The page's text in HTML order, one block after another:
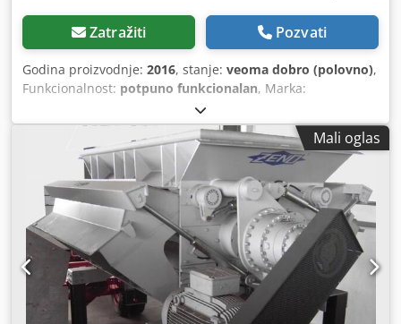
Zatražiti Pozvati
Godina proizvodnje: 2016, stanje: veoma dobro (polovno),
Funkcionalnost: potpuno funkcionalan, Marka:
Reifenhauser Model: Mirex-MT-V 1-RZE 120-1800 Godina:
2016 Stanje: Odlično Upotreba: PET / PP / PS folija ili list
LJUBIMAC: Opseg debljine: 0.25 - 2.2mm Izlaz: 2.000 kg / h
Maksimalna širina lista: 1600mm Ekstruder: RZE 120mm
Električno napajanje: 3 k 480V 60Hz sa N Kalendar Roll
Širina: 1800mm Prečnik kalendara: 450 / 700 / 700mm
Crsdpevbcbusfx Ablsf Silikonsko kupatilo Mak Širina lista:
1600mm Silicijum kupatilo list Debljina Opseg: 0.15 -
1.5mm 4 Pozicija Vinder VOB 1800 za dvostruko veb
namotaja uključen. Svi detalji su podložni promenama i / ili
greškama. Sva oprema je podložna dostupnosti i / ili
prethodnoj prodaji.
Mali oglas